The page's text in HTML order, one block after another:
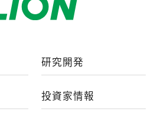
研究開発
投資家情報